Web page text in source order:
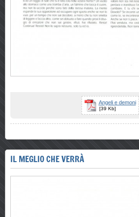
Angeli e demoni
[39 Kb]
IL MEGLIO CHE VERRÀ